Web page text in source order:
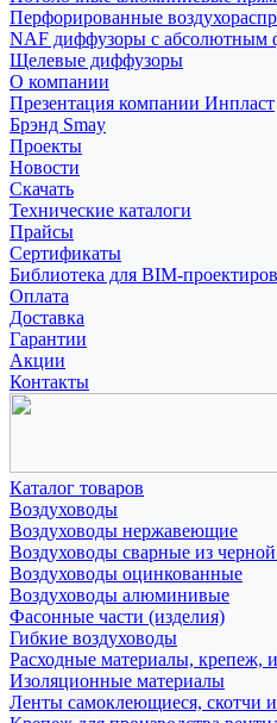
Перфорированные
NAF диффузоры с абсолютным
Щелевые диффузоры
О компании
Презентация компании Инпласт
Брэнд Smay
Проекты
Новости
Скачать
Технические каталоги
Прайсы
Сертификаты
Библиотека для BIM-
Оплата
Доставка
Гарантии
Акции
Контакты
Каталог товаров
Воздуховоды
Воздуховоды нержавеющие
Воздуховоды сварные из
Воздуховоды оцинкованные
Воздуховоды алюминивые
Фасонные части (изделия)
Гибкие воздуховоды
Расходные материалы, крепеж,
Изоляционные материалы
Ленты самоклеющиеся, скотчи